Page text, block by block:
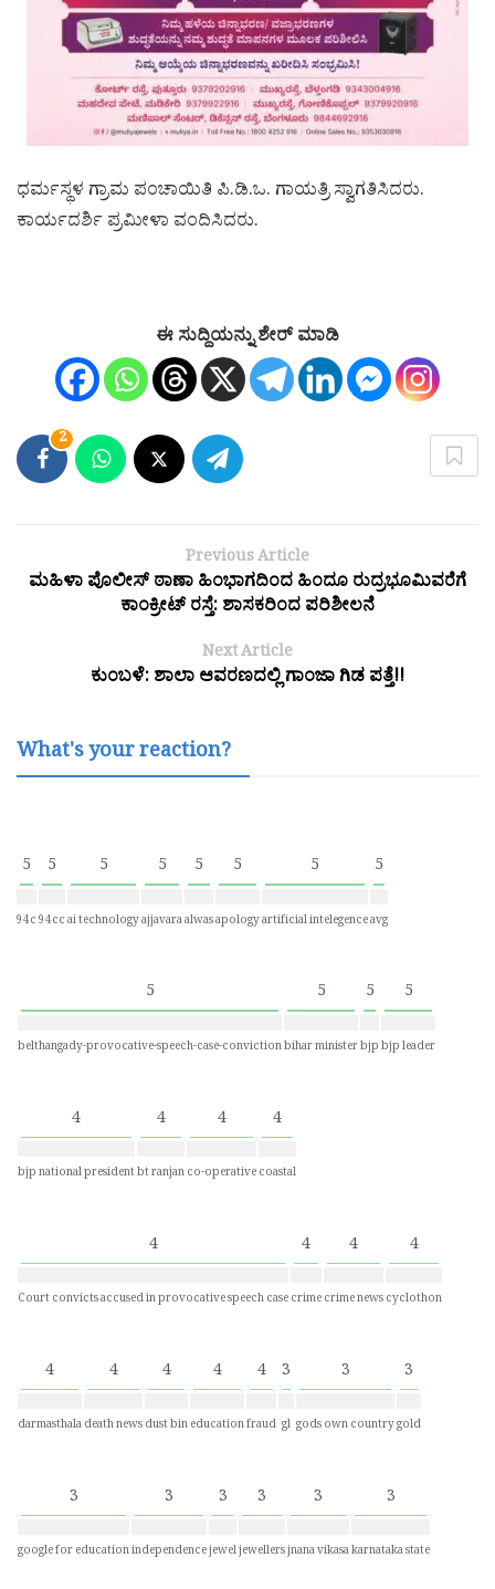
ಧರ್ಮಸ್ಥಳ ಗ್ರಾಮ ಪಂಚಾಯಿತಿ ಪಿ.ಡಿ.ಒ. ಗಾಯತ್ರಿ ಸ್ವಾಗತಿಸಿದರು.
ಕಾರ್ಯದರ್ಶಿ ಪ್ರಮೀಳಾ ವಂದಿಸಿದರು.
ಈ ಸುದ್ದಿಯನ್ನು ಶೇರ್ ಮಾಡಿ
2
Previous Article
ಮಹಿಳಾ ಪೊಲೀಸ್ ಠಾಣಾ ಹಿಂಭಾಗದಿಂದ ಹಿಂದೂ ರುದ್ರಭೂಮಿವರೆಗೆ
ಕಾಂಕ್ರೀಟ್ ರಸ್ತೆ: ಶಾಸಕರಿಂದ ಪರಿಶೀಲನೆ
Next Article
ಕುಂಬಳೆ: ಶಾಲಾ ಆವರಣದಲ್ಲಿ ಗಾಂಜಾ ಗಿಡ ಪತ್ತೆ!!
What's your reaction?
5
94c
5
94cc
5
ai technology
5
ajjavara
5
alwas
5
apology
5
artificial intelegence
5
avg
5
belthangady-provocative-speech-case-conviction
5
bihar minister
5
bjp
5
bjp leader
4
bjp national president
4
bt ranjan
4
co-operative
4
coastal
4
Court convicts accused in provocative speech case
4
crime
4
crime news
4
cyclothon
4
darmasthala
4
death news
4
dust bin
4
education
4
fraud
3
gl
3
gods own country
3
gold
3
google for education
3
independence
3
jewel
3
jewellers
3
jnana vikasa
3
karnataka state